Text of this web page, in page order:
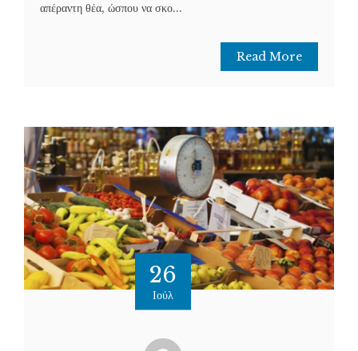
απέραντη θέα, ώσπου να σκο...
Read More
26
Ιούλ